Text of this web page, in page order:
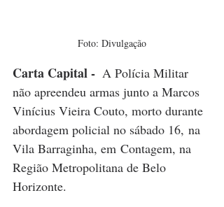
Foto: Divulgação
Carta Capital - A Polícia Militar
não apreendeu armas junto a Marcos
Vinícius Vieira Couto, morto durante
abordagem policial no sábado 16, na
Vila Barraginha, em Contagem, na
Região Metropolitana de Belo
Horizonte.